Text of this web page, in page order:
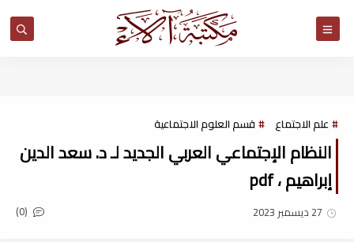
علم الاجتماع قسم العلوم الاجتماعية
النظام الإجتماعي العربي الجديد لـ د. سعد الدين
إبراهيم ، pdf
27 ديسمبر 2023 (0)